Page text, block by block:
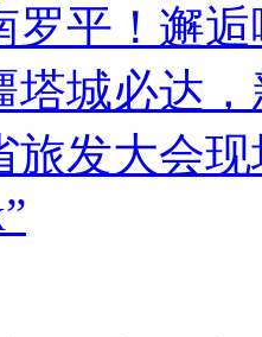
罗平！邂
塔城必达
旅发大会